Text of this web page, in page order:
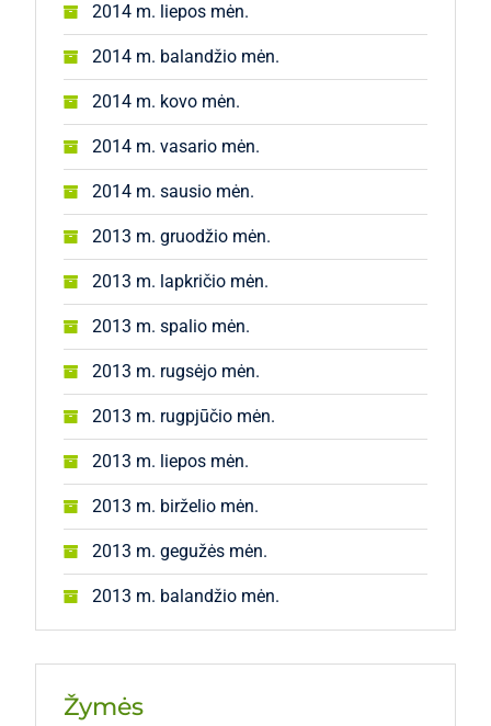
2014 m. liepos mėn.
2014 m. balandžio mėn.
2014 m. kovo mėn.
2014 m. vasario mėn.
2014 m. sausio mėn.
2013 m. gruodžio mėn.
2013 m. lapkričio mėn.
2013 m. spalio mėn.
2013 m. rugsėjo mėn.
2013 m. rugpjūčio mėn.
2013 m. liepos mėn.
2013 m. birželio mėn.
2013 m. gegužės mėn.
2013 m. balandžio mėn.
Žymės